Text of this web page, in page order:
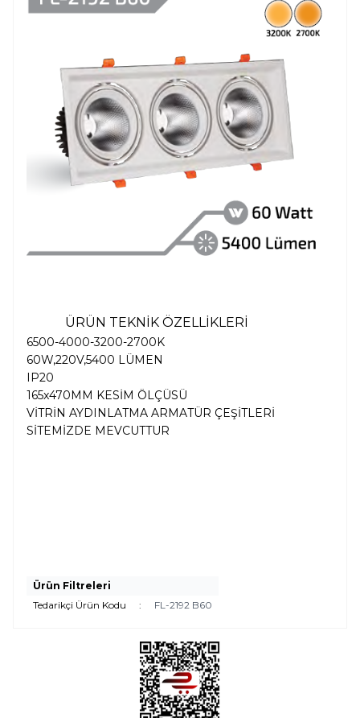
ÜRÜN TEKNİK ÖZELLİKLERİ
6500-4000-3200-2700K
60W,220V,5400 LÜMEN
IP20
165x470MM KESİM ÖLÇÜSÜ
VİTRİN AYDINLATMA ARMATÜR ÇEŞİTLERİ
SİTEMİZDE MEVCUTTUR
Ürün Filtreleri
Tedarikçi Ürün Kodu
: FL-2192 B60